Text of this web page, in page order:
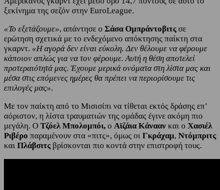
ξεκίνημα της σεζόν στην EuroLeague.
«Το εξετάζουμε», απάντησε ο Σάσα Ομπράντοβιτς σε
ερώτηση σχετικά με το ενδεχόμενο απόκτησης παίκτη στα
γκαρντ. «Η αγορά δεν είναι εύκολη. Δεν θέλουμε να φέρουμε
κάποιον απλώς για να τον φέρουμε. Αυτή η θέση αποτελεί
προτεραιότητά μας. Έχουμε μερικά ονόματα στη λίστα μας και
μέσα στις επόμενες ημέρες θα πρέπει να περιορίσουμε τις
επιλογές μας».
Με τον παίκτη από το Μισισίπι να τίθεται εκτός δράσης επ’
αόριστον, η λίστα τραυματιών της ομάδας έγινε ακόμη πιο
μεγάλη. Ο Τζόελ Μπολομπόι, ο Αϊζάια Κάνααν και ο Χασιέλ
Ριβέρο παραμένουν στα «πιτς», όμως οι Γκράχαμ, Ντόμπριτς
και Πλάβσιτς βρίσκονται πιο κοντά στην επιστροφή τους.